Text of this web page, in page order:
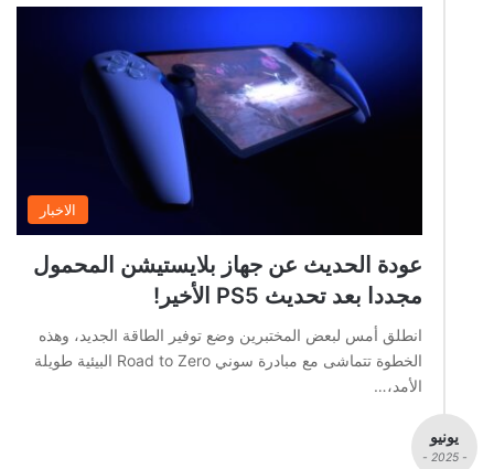
الاخبار
عودة الحديث عن جهاز بلايستيشن المحمول
مجددا بعد تحديث PS5 الأخير!
انطلق أمس لبعض المختبرين وضع توفير الطاقة الجديد، وهذه
الخطوة تتماشى مع مبادرة سوني Road to Zero البيئية طويلة
الأمد،…
يونيو
- 2025 -